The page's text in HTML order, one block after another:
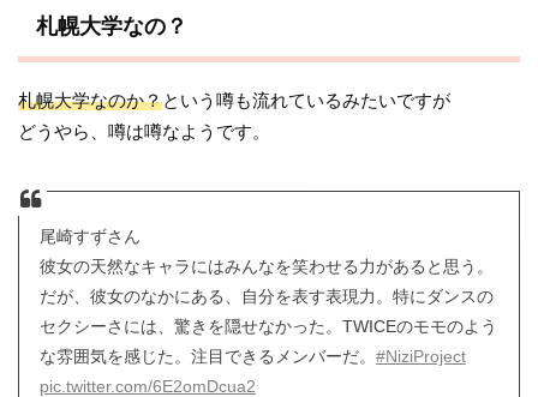
札幌大学なの？
札幌大学なのか？という噂も流れているみたいですが
どうやら、噂は噂なようです。
尾崎すずさん
彼女の天然なキャラにはみんなを笑わせる力があると思う。
だが、彼女のなかにある、自分を表す表現力。特にダンスの
セクシーさには、驚きを隠せなかった。TWICEのモモのよう
な雰囲気を感じた。注目できるメンバーだ。 #NiziProject
pic.twitter.com/6E2omDcua2